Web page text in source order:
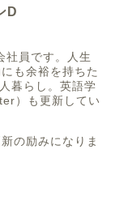
D
社員です。人生
も余裕を持ちた
暮らし。英語学
）も更新してい
の励みになりま